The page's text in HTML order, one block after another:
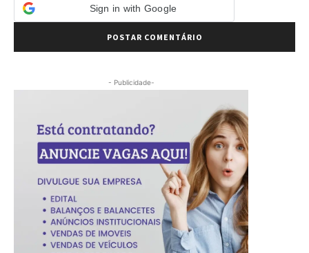
Sign in with Google
- Publicidade-